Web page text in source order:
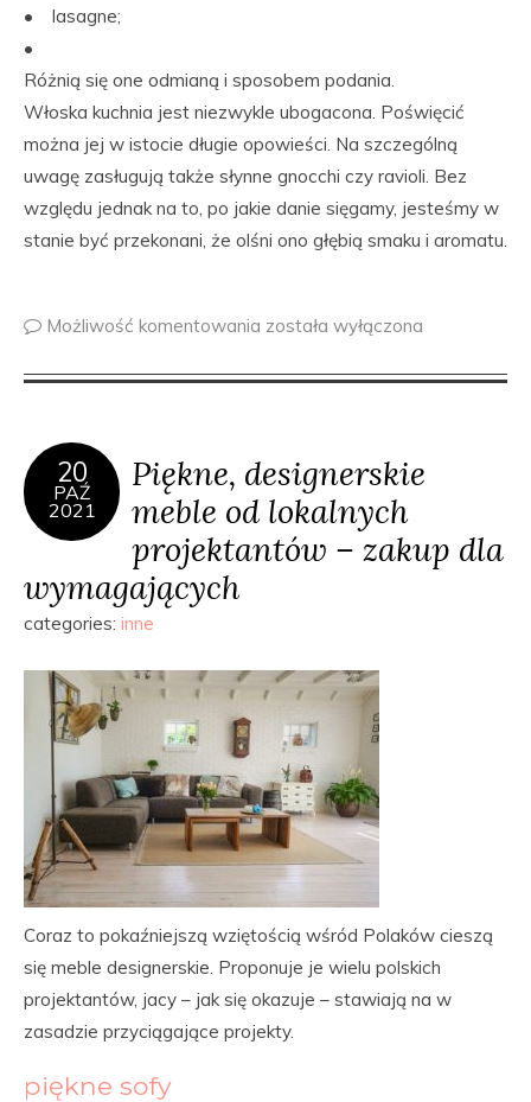
• lasagne;
•
Różnią się one odmianą i sposobem podania.
Włoska kuchnia jest niezwykle ubogacona. Poświęcić
można jej w istocie długie opowieści. Na szczególną
uwagę zasługują także słynne gnocchi czy ravioli. Bez
względu jednak na to, po jakie danie sięgamy, jesteśmy w
stanie być przekonani, że olśni ono głębią smaku i aromatu.
Możliwość komentowania została wyłączona
20
PAŹ
2021
Piękne, designerskie
meble od lokalnych
projektantów – zakup dla
wymagających
categories: inne
Coraz to pokaźniejszą wziętością wśród Polaków cieszą
się meble designerskie. Proponuje je wielu polskich
projektantów, jacy – jak się okazuje – stawiają na w
zasadzie przyciągające projekty.
piękne sofy